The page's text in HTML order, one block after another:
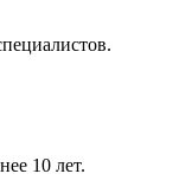
10 лет.